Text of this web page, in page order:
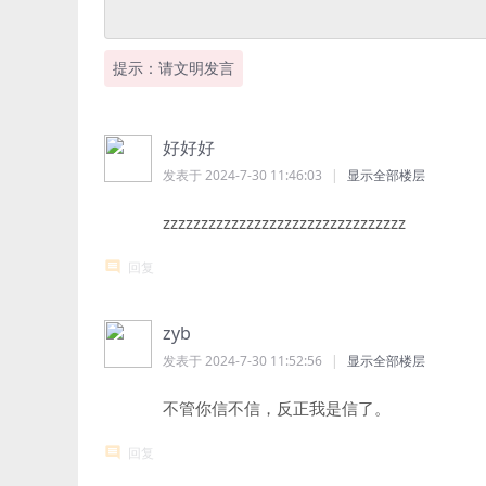
提示：请文明发言
好好好
发表于 2024-7-30 11:46:03 | 显示全部楼层
zzzzzzzzzzzzzzzzzzzzzzzzzzzzzzzz
回复
zyb
发表于 2024-7-30 11:52:56 | 显示全部楼层
不管你信不信，反正我是信了。
回复